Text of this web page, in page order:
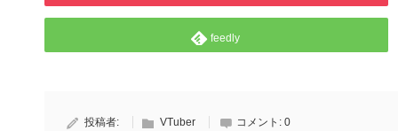
feedly
投稿者: VTuber コメント: 0